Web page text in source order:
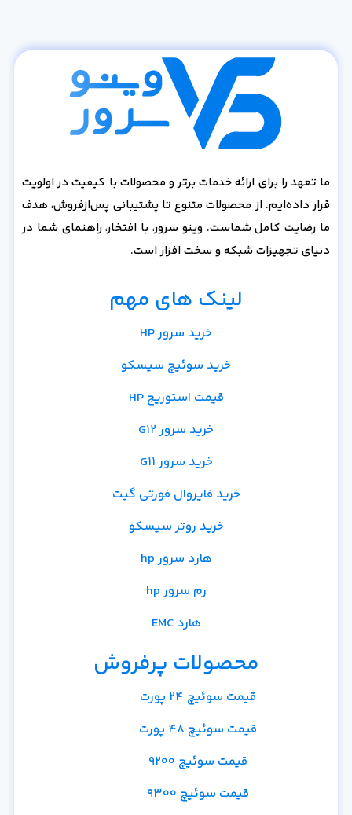
ما تعهد را برای ارائه خدمات برتر و محصولات با کیفیت در اولویت
قرار داده‌ایم. از محصولات متنوع تا پشتیبانی پس‌از‌فروش، هدف
ما رضایت کامل شماست. وینو سرور، با افتخار، راهنمای شما در
دنیای تجهیزات شبکه و سخت افزار است.
لینک های مهم
خرید سرور HP
خرید سوئیچ سیسکو
قیمت استوریج HP
خرید سرور G12
خرید سرور G11
خرید فایروال فورتی گیت
خرید روتر سیسکو
هارد سرور hp
رم سرور hp
هارد EMC
محصولات پرفروش
قیمت سوئیچ 24 پورت
قیمت سوئیچ 48 پورت
قیمت سوئیچ 9200
قیمت سوئیچ 9300